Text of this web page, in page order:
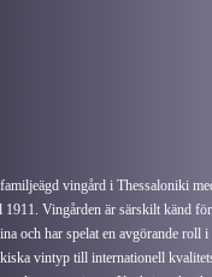
vingård i Thessaloniki
1911. Vingården är särskilt känd
och har spelat en avgörande roll
vintyp till internationell